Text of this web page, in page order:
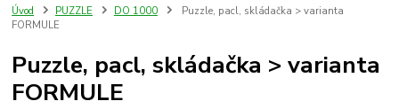
Úvod PUZZLE DO 1000
Puzzle, pacl, skládačka > varianta
FORMULE
Puzzle, pacl, skládačka > varianta
FORMULE